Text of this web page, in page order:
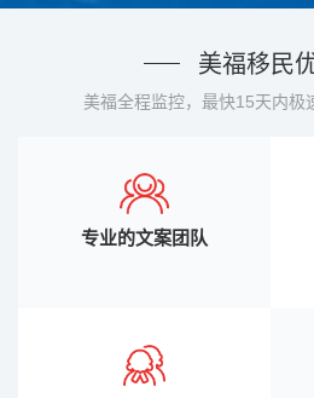
美福移民
美福全程监控，最快15天内极
专业的文案团队